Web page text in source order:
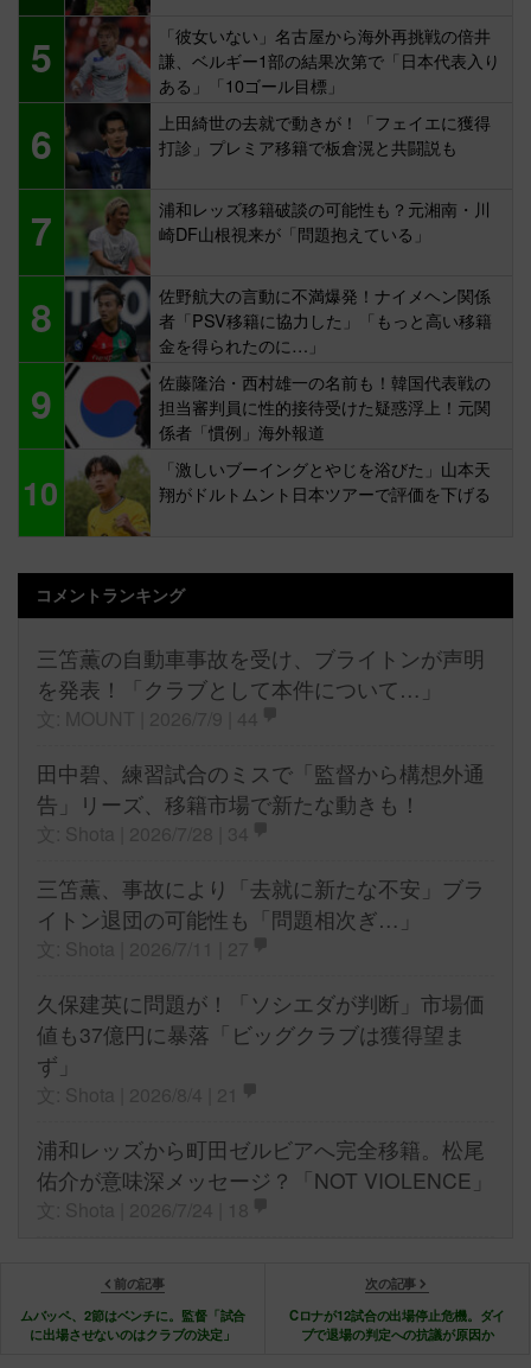
5
「彼女いない」名古屋から海外再挑戦の倍井
謙、ベルギー1部の結果次第で「日本代表入り
ある」「10ゴール目標」
6
上田綺世の去就で動きが！「フェイエに獲得
打診」プレミア移籍で板倉滉と共闘説も
7
浦和レッズ移籍破談の可能性も？元湘南・川
崎DF山根視来が「問題抱えている」
8
佐野航大の言動に不満爆発！ナイメヘン関係
者「PSV移籍に協力した」「もっと高い移籍
金を得られたのに…」
9
佐藤隆治・西村雄一の名前も！韓国代表戦の
担当審判員に性的接待受けた疑惑浮上！元関
係者「慣例」海外報道
10
「激しいブーイングとやじを浴びた」山本天
翔がドルトムント日本ツアーで評価を下げる
コメントランキング
三笘薫の自動車事故を受け、ブライトンが声明
を発表！「クラブとして本件について…」
田中碧、練習試合のミスで「監督から構想外通
告」リーズ、移籍市場で新たな動きも！
三笘薫、事故により「去就に新たな不安」ブラ
イトン退団の可能性も「問題相次ぎ…」
久保建英に問題が！「ソシエダが判断」市場価
値も37億円に暴落「ビッグクラブは獲得望ま
ず」
浦和レッズから町田ゼルビアへ完全移籍。松尾
佑介が意味深メッセージ？「NOT VIOLENCE」
前の記事
ムバッペ、2節はベンチに。監督「試合
に出場させないのはクラブの決定」
次の記事
Cロナが12試合の出場停止危機。ダイ
ブで退場の判定への抗議が原因か